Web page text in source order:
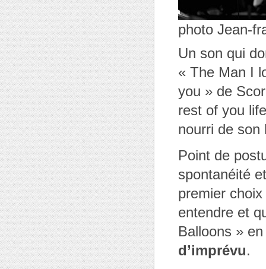
photo Jean-
Un son qui
« The Man I
you » de
rest of you
nourri de son
Point de
spontanéité
premier
entendre et
Balloons »
d’imprévu.